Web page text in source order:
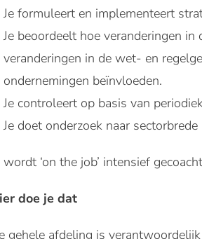
Je formuleert en implementeert
Je beoordeelt hoe veranderingen
veranderingen in de wet- en
ondernemingen beïnvloeden.
Je controleert op basis van
Je doet onderzoek naar
wordt ‘on the job’ intensief
doe je dat
gehele afdeling is